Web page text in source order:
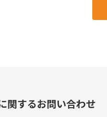
規定される場合を除き、
関するお問い合わせ